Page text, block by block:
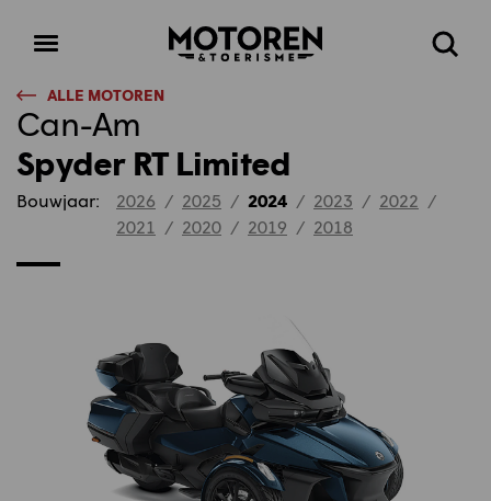
Open
Homepage Zoeken
ALLE MOTOREN
Can-Am
Spyder RT Limited
Bouwjaar: 2026 / 2025 / 2024 / 2023 / 2022 /
2021 / 2020 / 2019 / 2018